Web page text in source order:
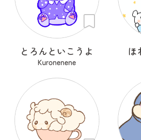
とろんといこうよ
Kuronenene
ほ